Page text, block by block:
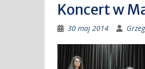
Koncert w
30 maj 2014